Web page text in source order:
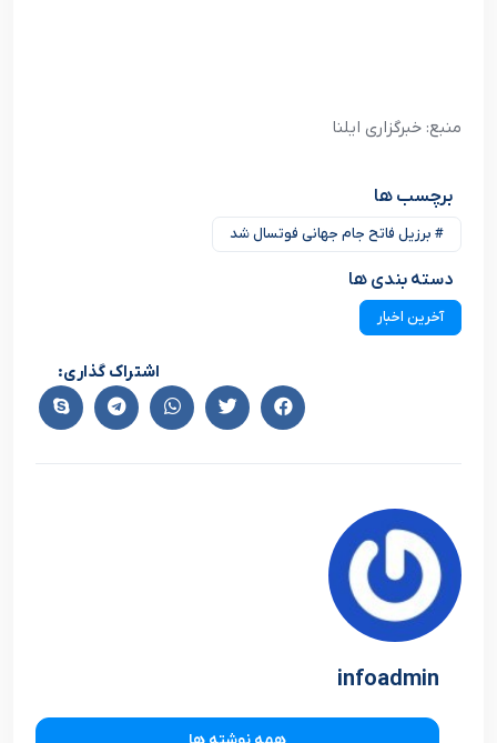
منبع: خبرگزاری ایلنا
برچسب ها
# برزیل فاتح جام جهانی فوتسال شد
دسته بندی ها
آخرین اخبار
اشتراک گذاری:
infoadmin